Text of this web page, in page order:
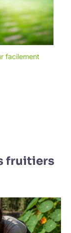
facilement
fruitiers